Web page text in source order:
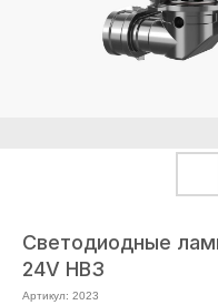
Светодиодные
24V HB3
Артикул: 2023